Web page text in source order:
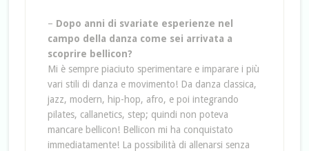
– Dopo anni di svariate esperienze nel
campo della danza come sei arrivata a
scoprire bellicon?
Mi è sempre piaciuto sperimentare e imparare i più
vari stili di danza e movimento! Da danza classica,
jazz, modern, hip-hop, afro, e poi integrando
pilates, callanetics, step; quindi non poteva
mancare bellicon! Bellicon mi ha conquistato
immediatamente! La possibilità di allenarsi senza